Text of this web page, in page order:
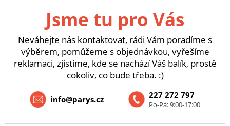
Jsme tu pro Vás
Neváhejte nás kontaktovat, rádi Vám poradíme s
výběrem, pomůžeme s objednávkou, vyřešíme
reklamaci, zjistíme, kde se nachází Váš balík, prostě
cokoliv, co bude třeba. :)
227 272 797
Po-Pá: 9:00-17:00
info@parys.cz